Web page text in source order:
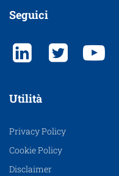
Seguici
Utilità
Privacy Policy
Cookie Policy
Disclaimer